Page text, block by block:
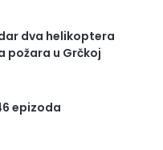
dva helikoptera
požara u Grčkoj
epizoda